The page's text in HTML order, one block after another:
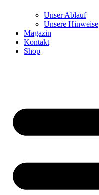
Unser Ablauf
Unsere Hinweise
Magazin
Kontakt
Shop